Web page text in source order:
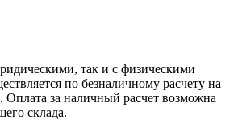
так и с физическими
по безналичному расчету на
за наличный расчет возможна
склада.